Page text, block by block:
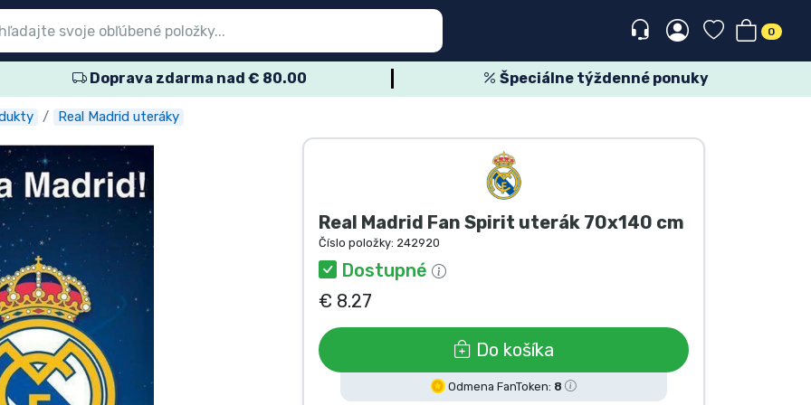
0
Doprava zdarma nad € 80.00 Špeciálne týždenné ponuky
Real Madrid uteráky
Real Madrid Fan Spirit uterák 70x140 cm
Číslo položky: 242920
Dostupné
€ 8.27
Do košíka
Odmena FanToken: 8
produkty
produkty
výrobky
anime
pre hráčov
produkty
produkty